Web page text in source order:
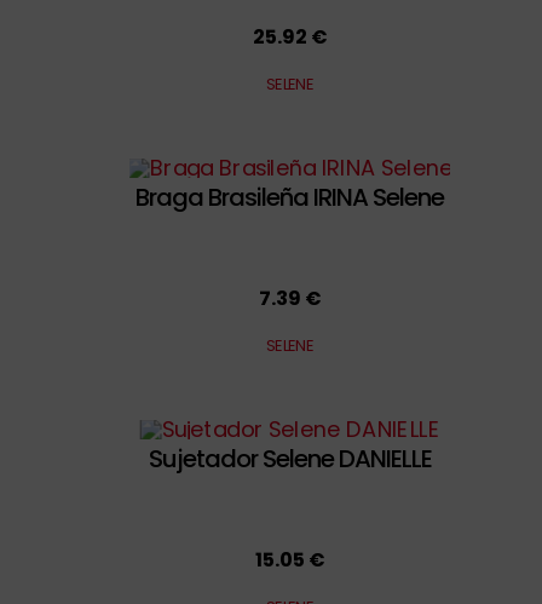
25.92 €
SELENE
Braga Brasileña IRINA Selene
7.39 €
SELENE
Sujetador Selene DANIELLE
15.05 €